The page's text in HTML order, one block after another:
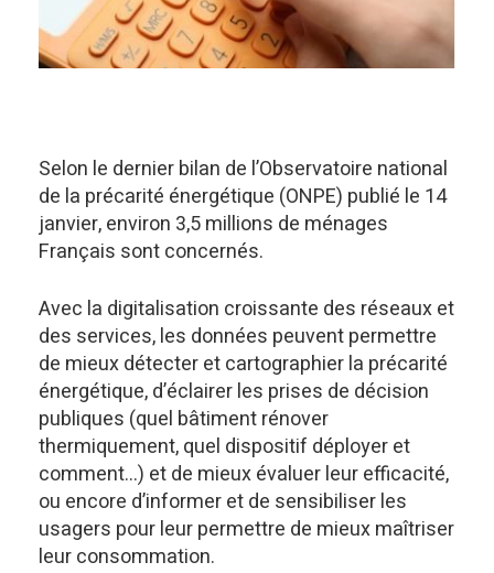
Selon le dernier bilan de l’Observatoire national
de la précarité énergétique (ONPE) publié le 14
janvier, environ 3,5 millions de ménages
Français sont concernés.
Avec la digitalisation croissante des réseaux et
des services, les données peuvent permettre
de mieux détecter et cartographier la précarité
énergétique, d’éclairer les prises de décision
publiques (quel bâtiment rénover
thermiquement, quel dispositif déployer et
comment…) et de mieux évaluer leur efficacité,
ou encore d’informer et de sensibiliser les
usagers pour leur permettre de mieux maîtriser
leur consommation.